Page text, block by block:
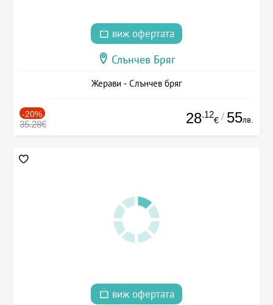
виж офертата
Слънчев Бряг
Жерави - Слънчев бряг
-20%
35.28€ 28.12
€ / 55лв.
виж офертата